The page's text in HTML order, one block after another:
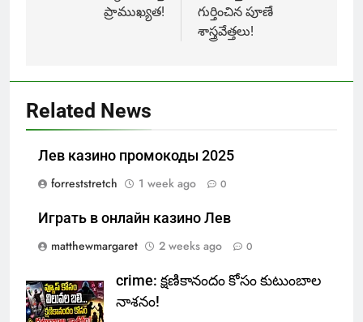
ప్రాముఖ్యత!
గుర్తించిన పూణే
శాస్త్రవేత్తలు!
Related News
Лев казино промокоды 2025
forreststretch
1 week ago 0
Играть в онлайн казино Лев
matthewmargaret
2 weeks ago 0
crime: క్షణికానందం కోసం కుటుంబాల
నాశనం!